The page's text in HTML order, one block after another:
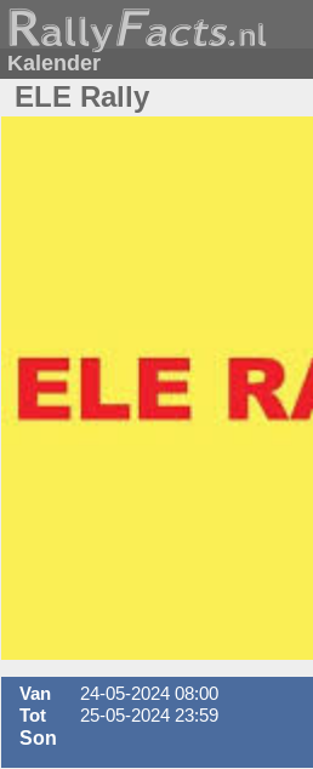
Kalender
ELE Rally
Van
24-05-2024 08:00
Tot
25-05-2024 23:59
Son